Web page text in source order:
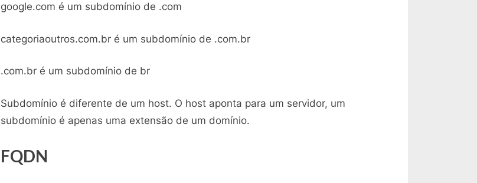
google.com é um subdomínio de .com
categoriaoutros.com.br é um subdomínio de .com.br
.com.br é um subdomínio de br
Subdomínio é diferente de um host. O host aponta para um servidor, um
subdomínio é apenas uma extensão de um domínio.
FQDN